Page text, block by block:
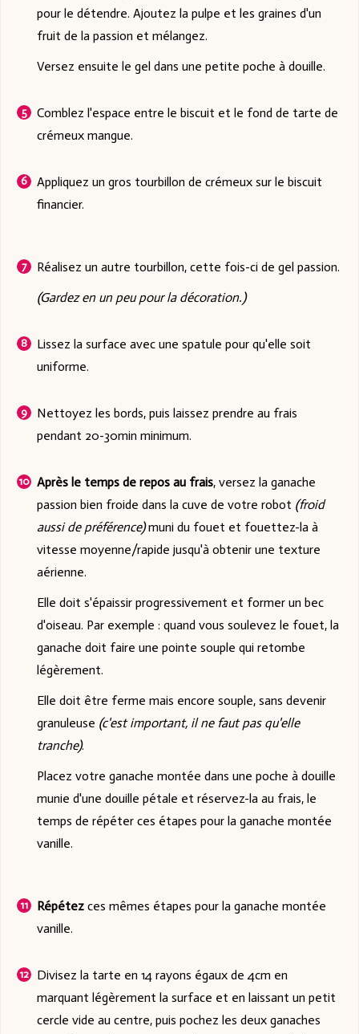
pour le détendre. Ajoutez la pulpe et les graines d'un
fruit de la passion et mélangez.
Versez ensuite le gel dans une petite poche à douille.
Comblez l'espace entre le biscuit et le fond de tarte de
crémeux mangue.
Appliquez un gros tourbillon de crémeux sur le biscuit
financier.
Réalisez un autre tourbillon, cette fois-ci de gel passion.
(Gardez en un peu pour la décoration.)
Lissez la surface avec une spatule pour qu'elle soit
uniforme.
Nettoyez les bords, puis laissez prendre au frais
pendant 20-30min minimum.
Après le temps de repos au frais, versez la ganache
passion bien froide dans la cuve de votre robot (froid
aussi de préférence)muni du fouet et fouettez-la à
vitesse moyenne/rapide jusqu'à obtenir une texture
aérienne.
Elle doit s'épaissir progressivement et former un bec
d'oiseau. Par exemple : quand vous soulevez le fouet, la
ganache doit faire une pointe souple qui retombe
légèrement.
Elle doit être ferme mais encore souple, sans devenir
granuleuse (c'est important, il ne faut pas qu'elle
tranche).
Placez votre ganache montée dans une poche à douille
munie d'une douille pétale et réservez-la au frais, le
temps de répéter ces étapes pour la ganache montée
vanille.
Répétez ces mêmes étapes pour la ganache montée
vanille.
Divisez la tarte en 14 rayons égaux de 4cm en
marquant légèrement la surface et en laissant un petit
cercle vide au centre, puis pochez les deux ganaches